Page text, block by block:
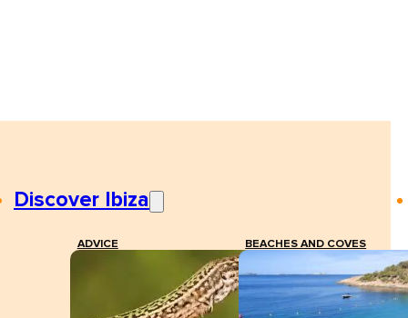
Discover Ibiza
ADVICE BEACHES AND COVES